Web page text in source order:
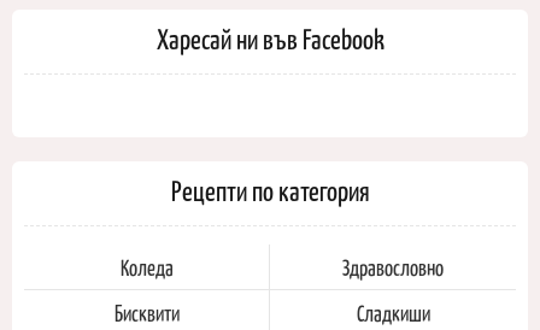
Харесай ни във Facebook
Рецепти по категория
Коледа
Здравословно
Бисквити
Сладкиши